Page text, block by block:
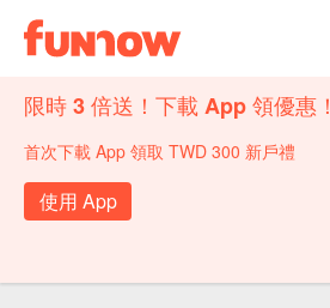
限時 3 倍送！下載 App 領優惠！
首次下載 App 領取 TWD 300 新戶禮
使用 App